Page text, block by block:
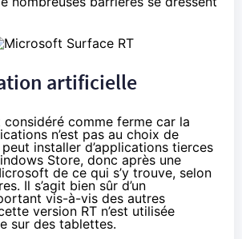
artificielle
considéré comme ferme car la
n’est pas au choix de
peut installer d’applications tierces
Store, donc après une
de ce qui s’y trouve, selon
Il s’agit bien sûr d’un
vis-à-vis des autres
version RT n’est utilisée
sur des tablettes.